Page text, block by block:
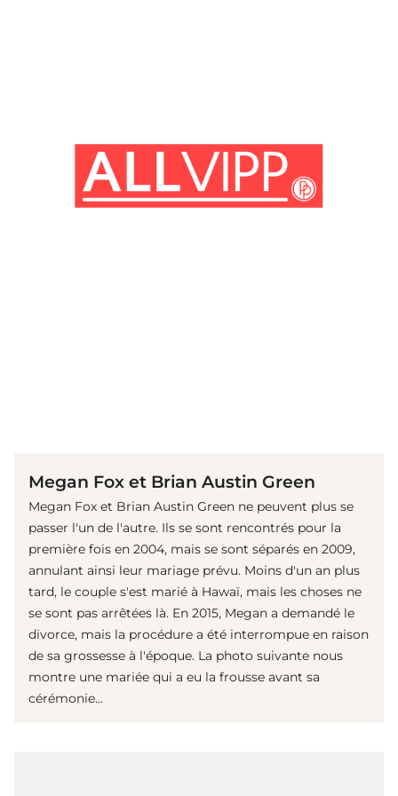
Megan Fox et Brian Austin Green
Megan Fox et Brian Austin Green ne peuvent plus se
passer l'un de l'autre. Ils se sont rencontrés pour la
première fois en 2004, mais se sont séparés en 2009,
annulant ainsi leur mariage prévu. Moins d'un an plus
tard, le couple s'est marié à Hawaï, mais les choses ne
se sont pas arrêtées là. En 2015, Megan a demandé le
divorce, mais la procédure a été interrompue en raison
de sa grossesse à l'époque. La photo suivante nous
montre une mariée qui a eu la frousse avant sa
cérémonie...